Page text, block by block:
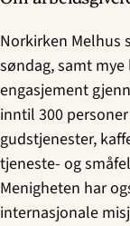
Norkirken Melhus
søndag, samt mye
engasjement
inntil 300
gudstjenester,
tjeneste- og
Menigheten har
internasjonale